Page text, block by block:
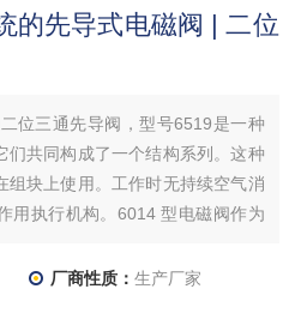
的先导式电磁阀 | 二位
位三通先导阀，型号6519是一种
们共同构成了一个结构系列。这种
组块上使用。工作时无持续空气消
用执行机构。6014 型电磁阀作为
有 Ex 许可和 NAMUR 法兰图的
厂商性质： 生产厂家